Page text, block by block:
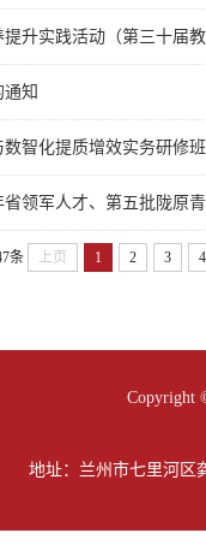
升实践活动（第三十届
知
智化提质增效实务研修
领军人才、第五批陇原
条 上页 1 2 3 4
Copyright
地址：兰州市七里河